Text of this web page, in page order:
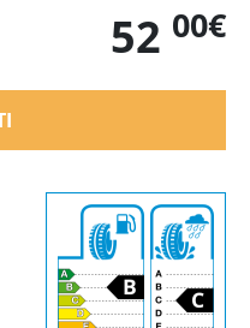
52 00€